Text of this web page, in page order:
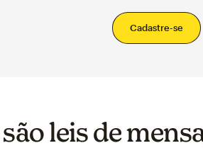
Cadastre-se
leis de